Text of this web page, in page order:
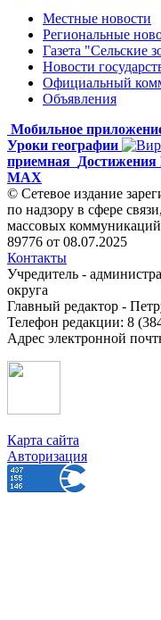
Местные новости
Региональные
Газета "Сельские
Новости
Официальный
Объявления
Мобильное
Уроки географии
приемная Достижения
MAX
© Сетевое издание
по надзору в сфере
массовых
89776 от 08.07.2025
Контакты
Учредитель -
округа
Главный редактор -
Телефон редакции: 8
Адрес электронной
Карта сайта
Авторизация